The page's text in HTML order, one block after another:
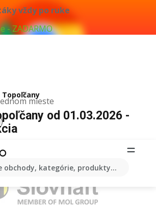
vždy po ruke
- ZADARMO
mieste
obchody, kategórie, produkty...
od 01.03.2026 -